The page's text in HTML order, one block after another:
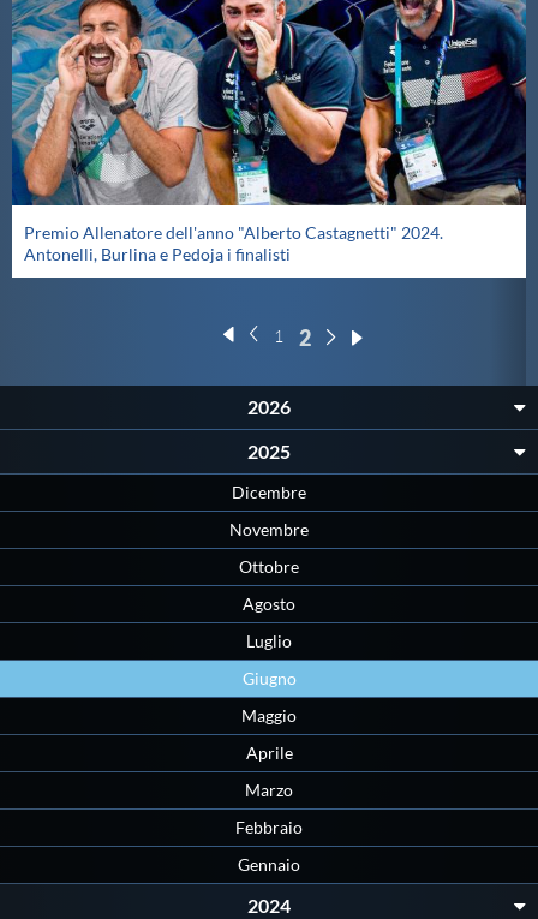
Premio Allenatore dell'anno "Alberto Castagnetti" 2024.
Antonelli, Burlina e Pedoja i finalisti
1 2
2026
2025
Dicembre
Novembre
Ottobre
Agosto
Luglio
Giugno
Maggio
Aprile
Marzo
Febbraio
Gennaio
2024